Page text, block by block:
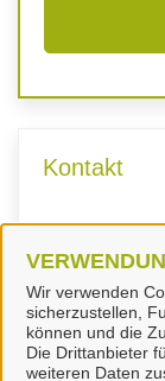
Wir verwenden
sicherzustellen,
können und die
Die Drittanbieter
weiteren Daten
Kontakt
Fachdienst
Raumordnung